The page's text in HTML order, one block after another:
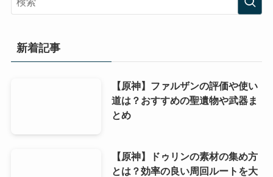
新着記事
【原神】ファルザンの評価や使い
道は？おすすめの聖遺物や武器ま
とめ
【原神】ドゥリンの素材の集め方
とは？効率の良い周回ルートを大